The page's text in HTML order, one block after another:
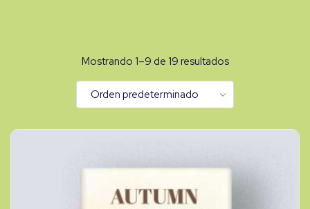
Mostrando 1–9 de 19 resultados